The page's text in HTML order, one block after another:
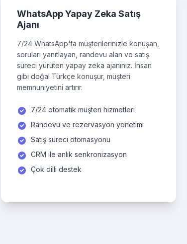
WhatsApp Yapay Zeka Satış
Ajanı
7/24 WhatsApp'ta müşterilerinizle konuşan,
soruları yanıtlayan, randevu alan ve satış
süreci yürüten yapay zeka ajanınız. İnsan
gibi doğal Türkçe konuşur, müşteri
memnuniyetini artırır.
7/24 otomatik müşteri hizmetleri
Randevu ve rezervasyon yönetimi
Satış süreci otomasyonu
CRM ile anlık senkronizasyon
Çok dilli destek